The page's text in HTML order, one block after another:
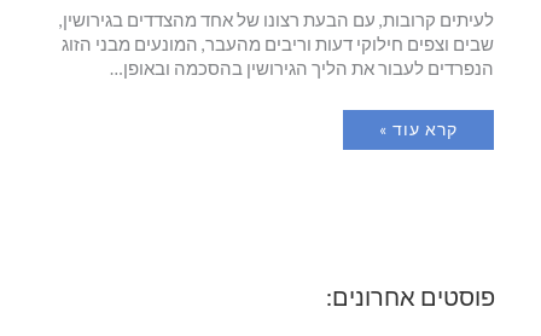
לעיתים קרובות, עם הבעת רצונו של אחד מהצדדים בגירושין,
שבים וצפים חילוקי דעות וריבים מהעבר, המונעים מבני הזוג
הנפרדים לעבור את הליך הגירושין בהסכמה ובאופן…
קרא עוד »
פוסטים אחרונים: